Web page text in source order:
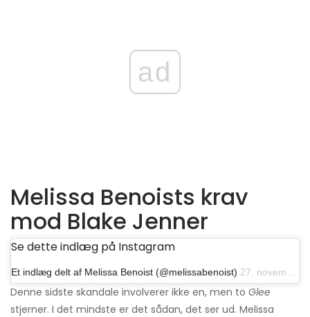
ad
Melissa Benoists krav
mod Blake Jenner
Se dette indlæg på Instagram
Et indlæg delt af Melissa Benoist (@melissabenoist) 27. november 2019 kl. 11:30 PST
Denne sidste skandale involverer ikke en, men to Glee
stjerner. I det mindste er det sådan, det ser ud. Melissa